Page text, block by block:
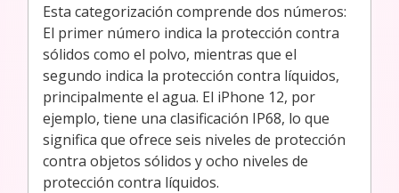
Esta categorización comprende dos números:
El primer número indica la protección contra
sólidos como el polvo, mientras que el
segundo indica la protección contra líquidos,
principalmente el agua. El iPhone 12, por
ejemplo, tiene una clasificación IP68, lo que
significa que ofrece seis niveles de protección
contra objetos sólidos y ocho niveles de
protección contra líquidos.